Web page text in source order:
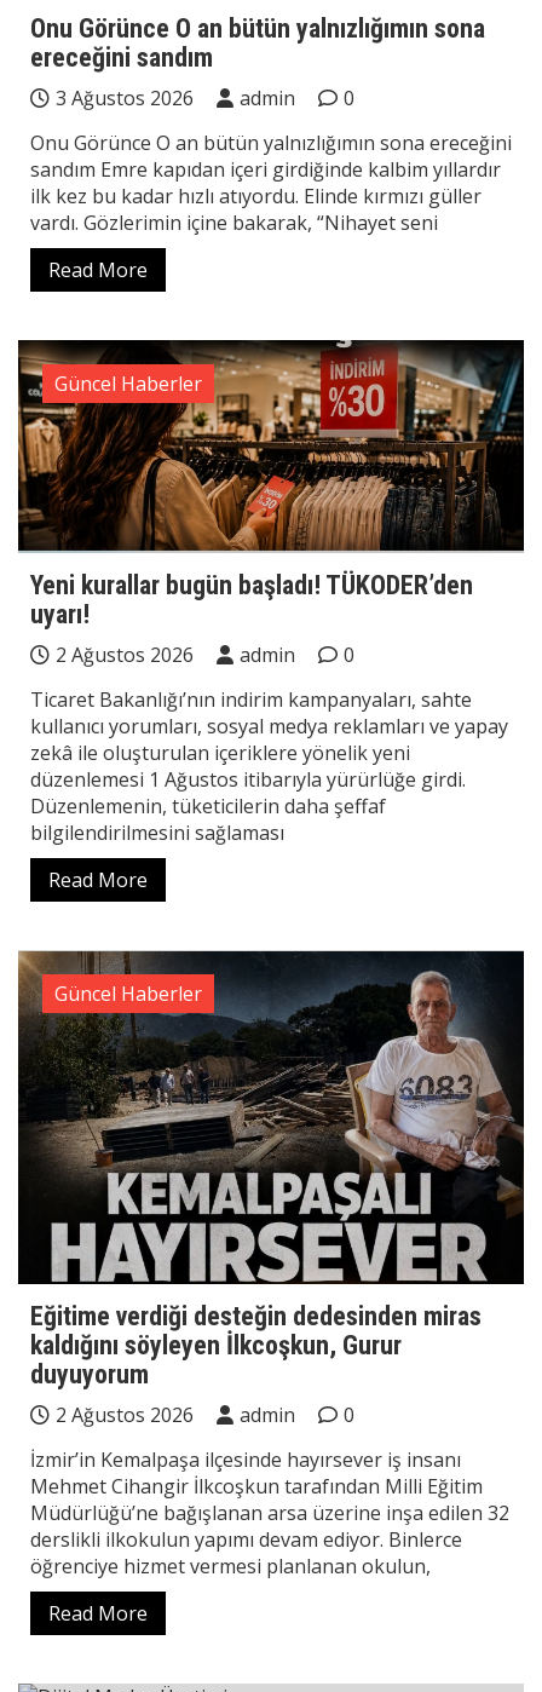
Onu Görünce O an bütün yalnızlığımın sona
ereceğini sandım
3 Ağustos 2026 admin
0
Onu Görünce O an bütün yalnızlığımın sona ereceğini
sandım Emre kapıdan içeri girdiğinde kalbim yıllardır
ilk kez bu kadar hızlı atıyordu. Elinde kırmızı güller
vardı. Gözlerimin içine bakarak, “Nihayet seni
Read More
Güncel Haberler
Yeni kurallar bugün başladı! TÜKODER’den
uyarı!
2 Ağustos 2026 admin
0
Ticaret Bakanlığı’nın indirim kampanyaları, sahte
kullanıcı yorumları, sosyal medya reklamları ve yapay
zekâ ile oluşturulan içeriklere yönelik yeni
düzenlemesi 1 Ağustos itibarıyla yürürlüğe girdi.
Düzenlemenin, tüketicilerin daha şeffaf
bilgilendirilmesini sağlaması
Read More
Güncel Haberler
Eğitime verdiği desteğin dedesinden miras
kaldığını söyleyen İlkcoşkun, Gurur
duyuyorum
2 Ağustos 2026 admin
0
İzmir’in Kemalpaşa ilçesinde hayırsever iş insanı
Mehmet Cihangir İlkcoşkun tarafından Milli Eğitim
Müdürlüğü’ne bağışlanan arsa üzerine inşa edilen 32
derslikli ilkokulun yapımı devam ediyor. Binlerce
öğrenciye hizmet vermesi planlanan okulun,
Read More